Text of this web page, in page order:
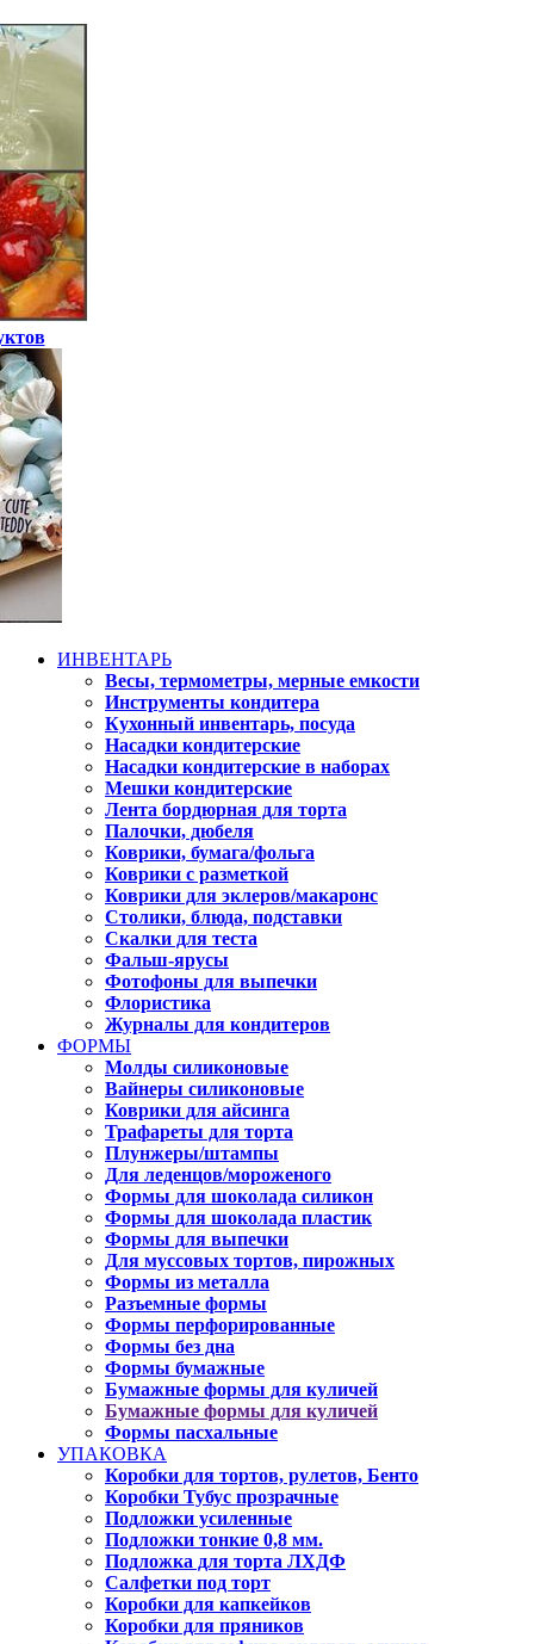
ИНВЕНТАРЬ
Весы, термометры, мерные емкости
Инструменты кондитера
Кухонный инвентарь, посуда
Насадки кондитерские
Насадки кондитерские в наборах
Мешки кондитерские
Лента бордюрная для торта
Палочки, дюбеля
Коврики, бумага/фольга
Коврики с разметкой
Коврики для эклеров/макаронс
Столики, блюда, подставки
Скалки для теста
Фальш-ярусы
Фотофоны для выпечки
Флористика
Журналы для кондитеров
ФОРМЫ
Молды силиконовые
Вайнеры силиконовые
Коврики для айсинга
Трафареты для торта
Плунжеры/штампы
Для леденцов/мороженого
Формы для шоколада силикон
Формы для шоколада пластик
Формы для выпечки
Для муссовых тортов, пирожных
Формы из металла
Разъемные формы
Формы перфорированные
Формы без дна
Формы бумажные
Бумажные формы для куличей
Бумажные формы для куличей
Формы пасхальные
УПАКОВКА
Коробки для тортов, рулетов, Бенто
Коробки Тубус прозрачные
Подложки усиленные
Подложки тонкие 0,8 мм.
Подложка для торта ЛХДФ
Салфетки под торт
Коробки для капкейков
Коробки для пряников